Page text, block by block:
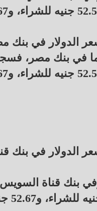
و52.67 جنيه للبيع.
الدولار في بنك
في بنك مصر،
و52.67 جنيه للبيع.
الدولار في بنك
للشراء، و52.67 جنيه للبيع.